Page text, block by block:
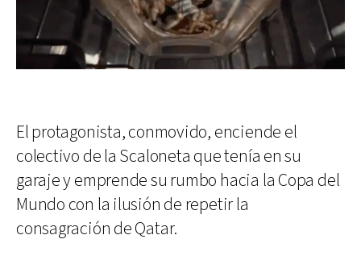
El protagonista, conmovido, enciende el
colectivo de la Scaloneta que tenía en su
garaje y emprende su rumbo hacia la Copa del
Mundo con la ilusión de repetir la
consagración de Qatar.